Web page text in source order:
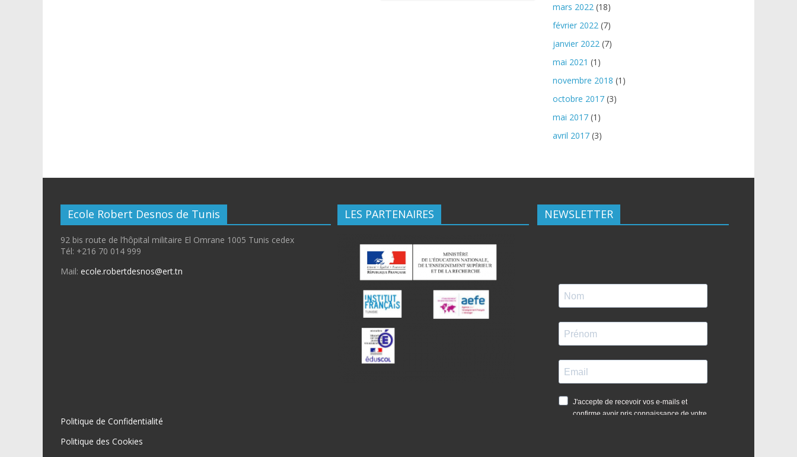
mars 2022 (18)
février 2022 (7)
janvier 2022 (7)
mai 2021 (1)
novembre 2018 (1)
octobre 2017 (3)
mai 2017 (1)
avril 2017 (3)
Ecole Robert Desnos de Tunis
92 bis route de l’hôpital militaire El Omrane 1005 Tunis cedex
Tél: +216 70 014 999
Mail: ecole.robertdesnos@ert.tn
Politique de Confidentialité
Politique des Cookies
LES PARTENAIRES NEWSLETTER